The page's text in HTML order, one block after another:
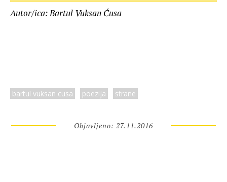
Autor/ica: Bartul Vuksan Ćusa
bartul vuksan cusa poezija strane
Objavljeno: 27.11.2016